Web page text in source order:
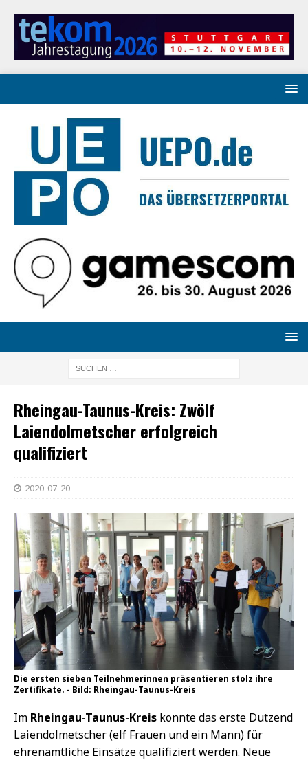
Rheingau-Taunus-Kreis: Zwölf
Laiendolmetscher erfolgreich
qualifiziert
2020-07-20
Die ersten sieben Teilnehmerinnen präsentieren stolz ihre
Zertifikate. - Bild: Rheingau-Taunus-Kreis
Im Rheingau-Taunus-Kreis konnte das erste Dutzend
Laiendolmetscher (elf Frauen und ein Mann) für
ehrenamtliche Einsätze qualifiziert werden. Neue